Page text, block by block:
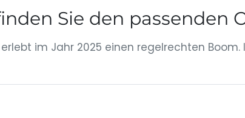
Sie den
im Jahr 2025 einen regelrechten